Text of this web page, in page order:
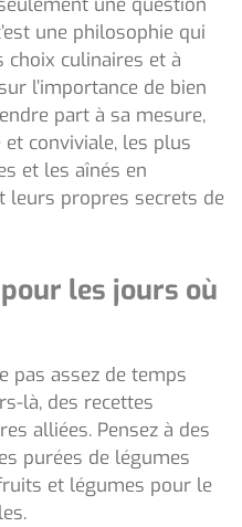
une philosophie qui
choix culinaires et à
l’importance de bien
part à sa mesure,
conviviale, les plus
et les aînés en
leurs propres secrets de
les jours où
pas assez de temps
là, des recettes
alliées. Pensez à des
purées de légumes
et légumes pour le